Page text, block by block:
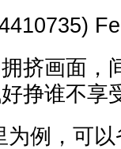
挤画面，
挣谁不享
为例，可